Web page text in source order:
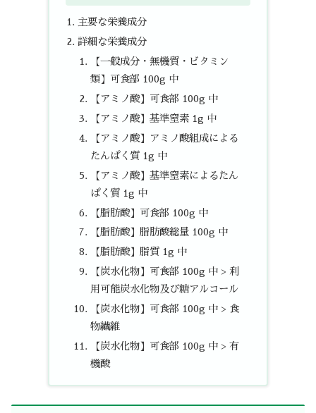
主要な栄養成分
詳細な栄養成分
【一般成分・無機質・ビタミン
類】可食部 100g 中
【アミノ酸】可食部 100g 中
【アミノ酸】基準窒素 1g 中
【アミノ酸】アミノ酸組成による
たんぱく質 1g 中
【アミノ酸】基準窒素によるたん
ぱく質 1g 中
【脂肪酸】可食部 100g 中
【脂肪酸】脂肪酸総量 100g 中
【脂肪酸】脂質 1g 中
【炭水化物】可食部 100g 中 > 利
用可能炭水化物及び糖アルコール
【炭水化物】可食部 100g 中 > 食
物繊維
【炭水化物】可食部 100g 中 > 有
機酸